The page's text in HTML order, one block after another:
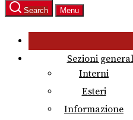
Search Menu
Sezioni
Interni
Esteri
Informazione